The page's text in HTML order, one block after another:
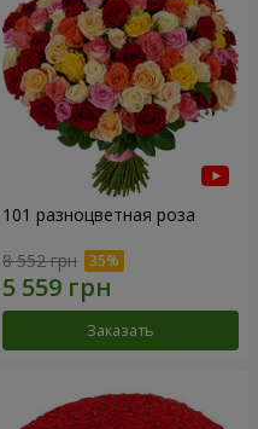
101 разноцветная роза
8 552 грн
Заказать